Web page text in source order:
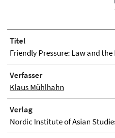
Titel
Friendly Pressure: Law and
Verfasser
Klaus Mühlhahn
Verlag
Nordic Institute of Asian